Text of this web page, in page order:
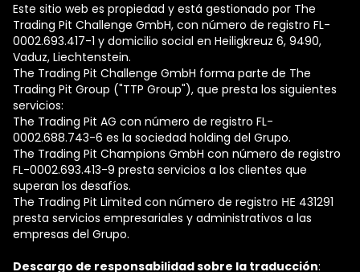
Este sitio web es propiedad y está gestionado por The
Trading Pit Challenge GmbH, con número de registro FL-
0002.693.417-1 y domicilio social en Heiligkreuz 6, 9490,
Vaduz, Liechtenstein.
The Trading Pit Challenge GmbH forma parte de The
Trading Pit Group ("TTP Group"), que presta los siguientes
servicios:
The Trading Pit AG con número de registro FL-
0002.688.743-6 es la sociedad holding del Grupo.
The Trading Pit Champions GmbH con número de registro
FL-0002.693.413-9 presta servicios a los clientes que
superan los desafíos.
The Trading Pit Limited con número de registro ΗΕ 431291
presta servicios empresariales y administrativos a las
empresas del Grupo.
Descargo de responsabilidad sobre la traducción: